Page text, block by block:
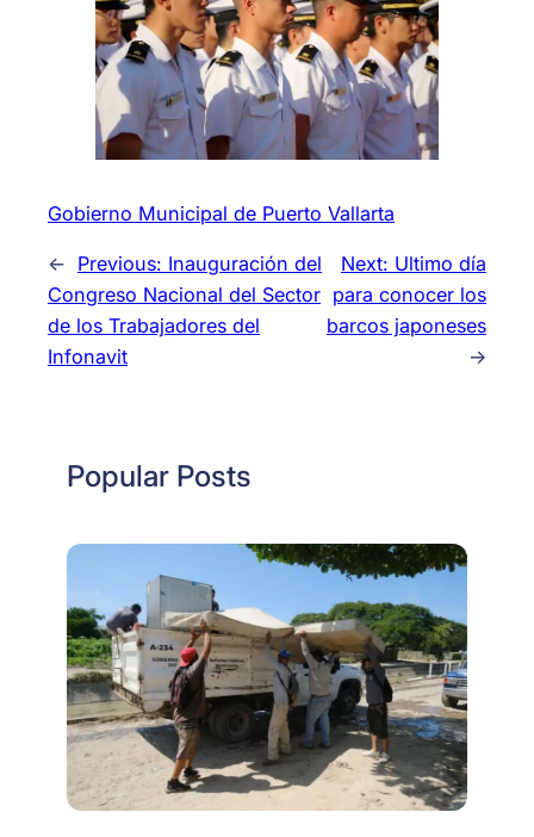
Gobierno Municipal de Puerto Vallarta
← Previous: Inauguración del
Congreso Nacional del Sector
de los Trabajadores del
Infonavit
Next: Ultimo día
para conocer los
barcos japoneses
→
Popular Posts